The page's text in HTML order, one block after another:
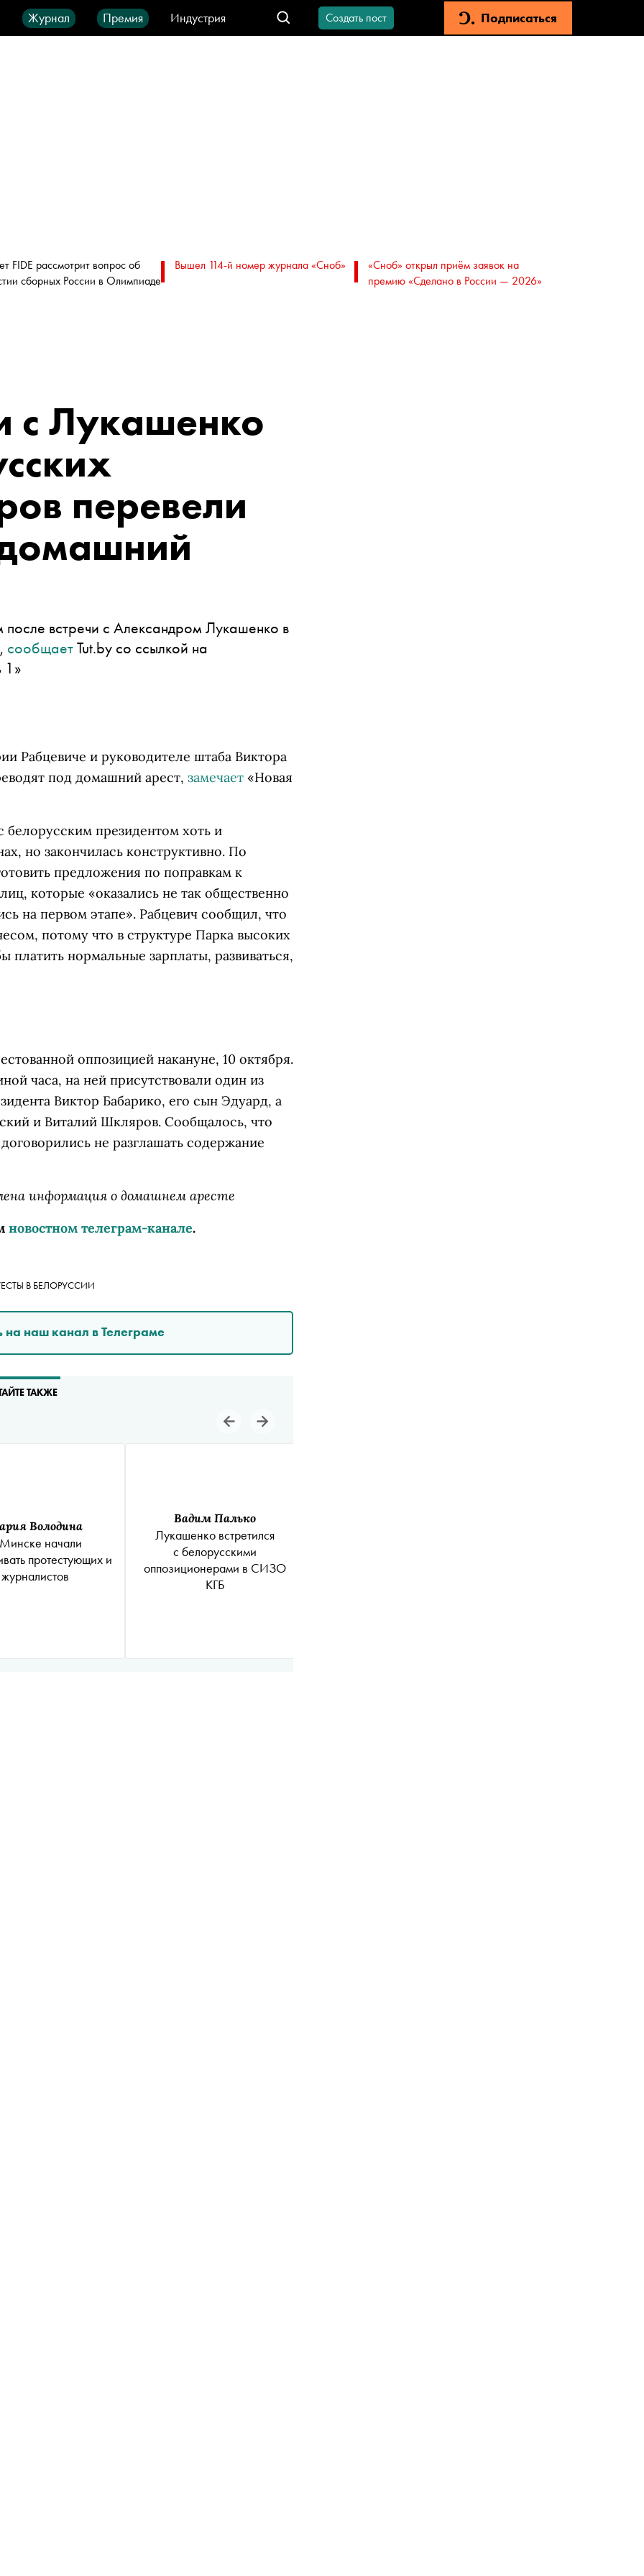
Журнал Премия
Индустрия
Город IT-продукты
Создать пост Подписаться
FIDE рассмотрит вопрос об
сборных России в Олимпиаде
Вышел 114-й номер журнала «Сноб»
«Сноб» открыл приём заявок на
премию «Сделано в России — 2026»
с Лукашенко
перевели
встречи с Александром Лукашенко в
сообщаетTut.by со ссылкой на
1»
Рабцевиче и руководителе штаба Виктора
под домашний арест, замечает «Новая
белорусским президентом хоть и
но закончилась конструктивно. По
предложения по поправкам к
которые «оказались не так общественно
на первом этапе». Рабцевич сообщил, что
потому что в структуре Парка высоких
платить нормальные зарплаты, развиваться,
оппозицией накануне, 10 октября.
часа, на ней присутствовали один из
Виктор Бабарико, его сын Эдуард, а
и Виталий Шкляров. Сообщалось, что
не разглашать содержание
информация о домашнем аресте
новостном телеграм-канале.
В БЕЛОРУССИИ
на наш канал в Телеграме
ТАКЖЕ
Володина
начали
протестующих и
журналистов
Вадим Палько
Лукашенко встретился
с белорусскими
оппозиционерами в СИЗО
КГБ